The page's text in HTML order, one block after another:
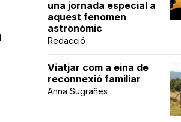
una jornada especial a
aquest fenomen
astronòmic
Redacció
Viatjar com a eina de
reconnexió familiar
Anna Sugrañes